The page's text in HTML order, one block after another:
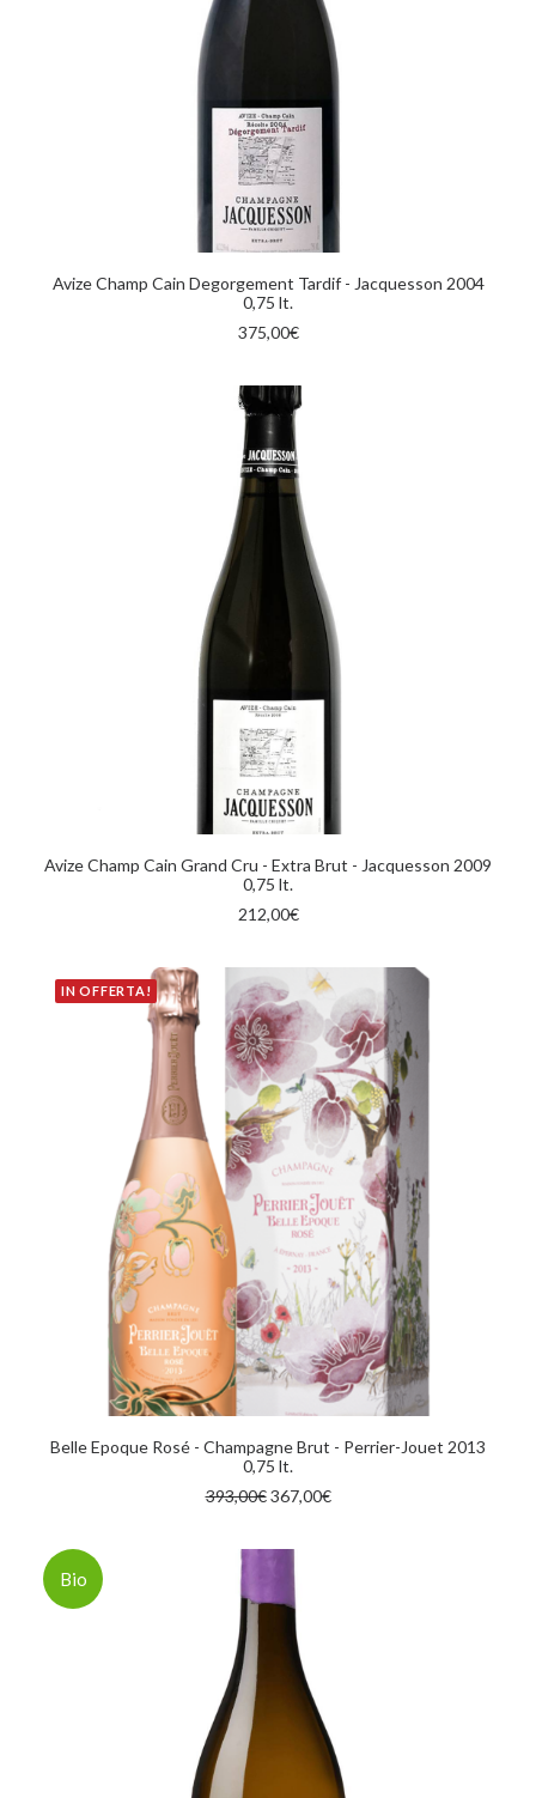
AGGIUNGI AL CARRELLO
Avize Champ Cain Degorgement Tardif - Jacquesson 2004
0,75 lt.
375,00€
AGGIUNGI AL CARRELLO
Avize Champ Cain Grand Cru - Extra Brut - Jacquesson 2009
0,75 lt.
212,00€
IN OFFERTA!
AGGIUNGI AL CARRELLO
Belle Epoque Rosé - Champagne Brut - Perrier-Jouet 2013
0,75 lt.
393,00€ Il
era:
367,00€Il
Bio